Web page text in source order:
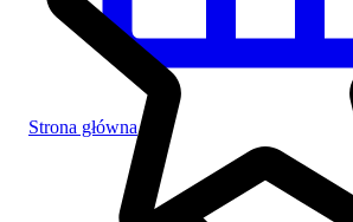
Strona główna